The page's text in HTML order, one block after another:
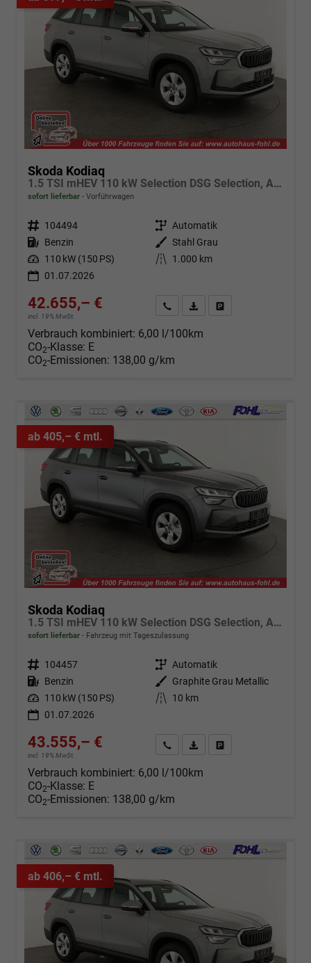
Skoda Kodiaq
1.5 TSI mHEV 110 kW Selection DSG Selection, AHK, Navi, Side, Kamera, Winter, 4 J.- Garantie
sofort lieferbar Vorführwagen
Fahrzeugnr. 104494 Getriebe Automatik
Kraftstoff Benzin Außenfarbe Stahl Grau
Leistung 110 kW (150 PS) Kilometerstand
1.000 km
01.07.2026
42.655,– €
incl. 19% MwSt.
Angebot anfordern
Fahrzeugexpose (PDF)
Verbrauch kombiniert: 6,00 l/100km
CO2-Klasse: E
CO2-Emissionen: 138,00 g/km
ab 405,– € mtl.
Skoda Kodiaq
1.5 TSI mHEV 110 kW Selection DSG Selection, AHK, Navi, Side, Kamera, Winter, 4 J.- Garantie
sofort lieferbar Fahrzeug mit Tageszulassung
Fahrzeugnr. 104457 Getriebe Automatik
Kraftstoff Benzin Außenfarbe
Graphite Grau Metallic
Leistung 110 kW (150 PS) Kilometerstand
10 km
01.07.2026
43.555,– €
incl. 19% MwSt.
Angebot anfordern
Fahrzeugexpose (PDF)
Verbrauch kombiniert: 6,00 l/100km
CO2-Klasse: E
CO2-Emissionen: 138,00 g/km
ab 406,– € mtl.